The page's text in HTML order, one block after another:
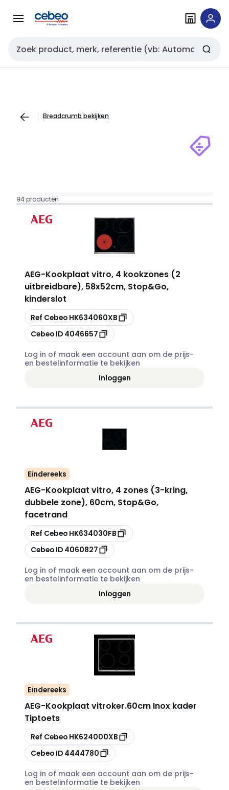
naar
naar
Zoekveld invoer
Breadcrumb bekijken
94 producten
AEG-Kookplaat vitro, 4 kookzones (2
uitbreidbare), 58x52cm, Stop&Go,
kinderslot
Kopiëren
Ref Cebeo HK634060XB
Kopiëren
Cebeo ID 4046657
Log in of maak een account aan om de prijs-
en bestelinformatie te bekijken
Inloggen
Eindereeks
AEG-Kookplaat vitro, 4 zones (3-kring,
dubbele zone), 60cm, Stop&Go,
facetrand
Kopiëren
Ref Cebeo HK634030FB
Kopiëren
Cebeo ID 4060827
Log in of maak een account aan om de prijs-
en bestelinformatie te bekijken
Inloggen
Eindereeks
AEG-Kookplaat vitroker.60cm Inox kader
Tiptoets
Kopiëren
Ref Cebeo HK624000XB
Kopiëren
Cebeo ID 4444780
Log in of maak een account aan om de prijs-
en bestelinformatie te bekijken